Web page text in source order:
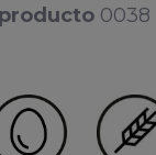
0038